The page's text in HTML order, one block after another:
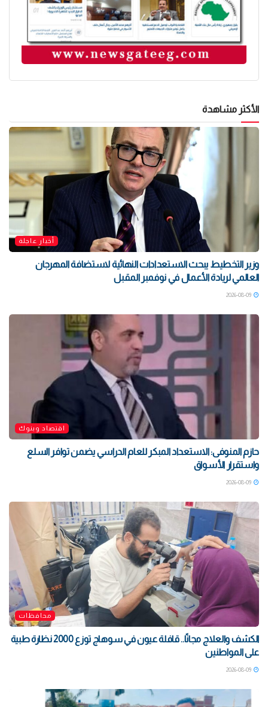
الأكثر مشاهدة
أخبار عاجلة
وزير التخطيط يبحث الاستعدادات النهائية لاستضافة المهرجان
العالمي لريادة الأعمال في نوفمبر المقبل
اقتصاد وبنوك
حازم المنوفى: الاستعداد المبكر للعام الدراسي يضمن توافر السلع
واستقرار الأسواق
محافظات
الكشف والعلاج مجانًا.. قافلة عيون في سوهاج توزع 2000 نظارة طبية
على المواطنين